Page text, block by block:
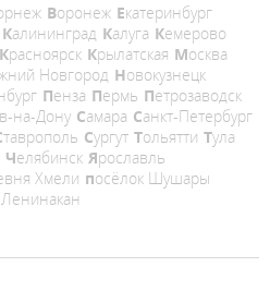
Воронеж
Екатеринбург
Калининград Калуга
Кемерово
Красноярск Крылатская
Москва
Новгород
Новокузнецк
Пенза Пермь
Петрозаводск
на-Дону Самара
Санкт-Петербург
Ставрополь Сургут Тольятти
Тула
Челябинск
Ярославль
Хмели
посёлок Шушары
Ленинакан